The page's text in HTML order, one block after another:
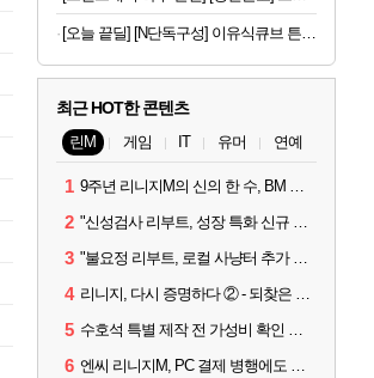
[오늘 끝딜] [N단독구성] 이유식큐브 튼튼이 웨이브킵 나눔용기 1700ml 3칸 4P + 290ml 4P
최근 HOT한 콘텐츠
린M 게임 IT 유머 연예
1 9주년 리니지M의 신의 한 수, BM 장비 아데나 판매 예고
2 "신성검사 리부트, 성장 특화 신규 서버" 리니지M 3월 업데이트 예고
3 "불요정 리부트, 로컬 사냥터 추가 예정" 리니지M 9주년 업데이트 예고
4 리니지, 다시 증명하다 ② - 되찾은 모바일 왕좌
5 수호석 특별 제작 전 가성비 확인 필수! 3월 2주차 업데이트 이슈
6 엔씨 리니지M, PC 결제 병행에도 모바일 '매출 1위' 탈환